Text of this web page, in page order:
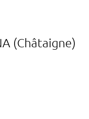
(Châtaigne)